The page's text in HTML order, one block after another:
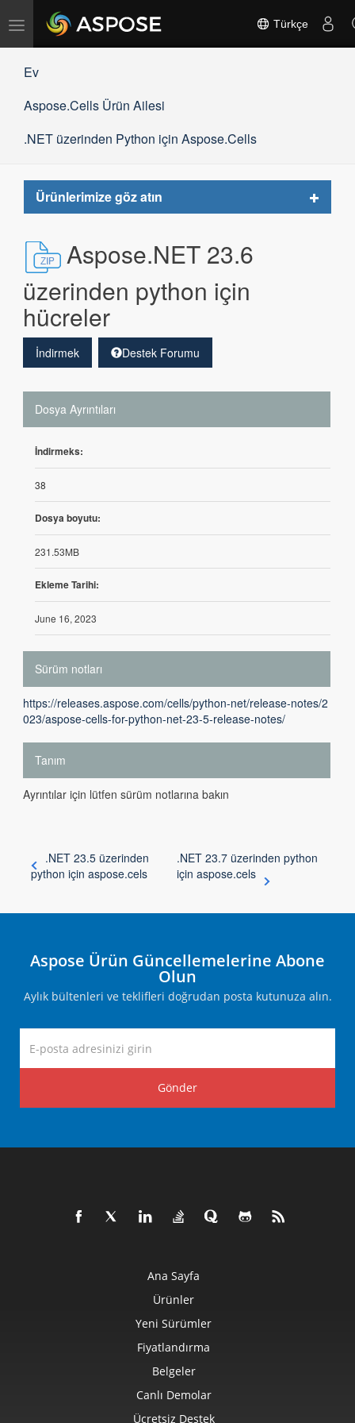
Gezinmeyi
Türkçe
Ev
Aspose.Cells Ürün Ailesi
.NET üzerinden Python için Aspose.Cells
Ürünlerimize göz atın
Toggle
Aspose.NET 23.6
üzerinden python için
hücreler
İndirmek Destek Forumu
Dosya Ayrıntıları
İndirmeks:
38
Dosya boyutu:
231.53MB
Ekleme Tarihi:
June 16, 2023
Sürüm notları
https://releases.aspose.com/cells/python-net/release-notes/2
023/aspose-cells-for-python-net-23-5-release-notes/
Tanım
Ayrıntılar için lütfen sürüm notlarına bakın
.NET 23.5 üzerinden
python için aspose.cels
.NET 23.7 üzerinden python
için aspose.cels
Aspose Ürün Güncellemelerine Abone
Olun
Aylık bültenleri ve teklifleri doğrudan posta kutunuza alın.
Gönder
Ana Sayfa
Ürünler
Yeni Sürümler
Fiyatlandırma
Belgeler
Canlı Demolar
Ücretsiz Destek